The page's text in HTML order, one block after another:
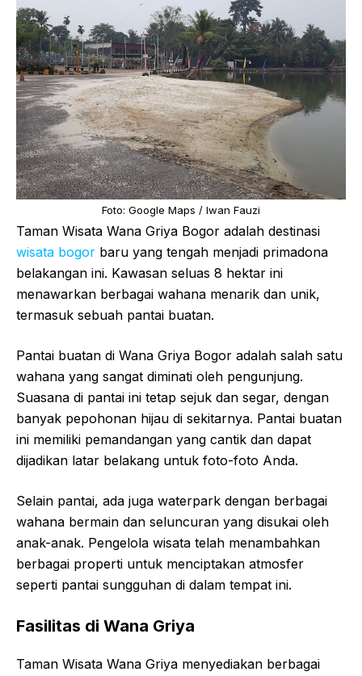
Foto: Google Maps / Iwan Fauzi
Taman Wisata Wana Griya Bogor adalah destinasi
wisata bogor baru yang tengah menjadi primadona
belakangan ini. Kawasan seluas 8 hektar ini
menawarkan berbagai wahana menarik dan unik,
termasuk sebuah pantai buatan.
Pantai buatan di Wana Griya Bogor adalah salah satu
wahana yang sangat diminati oleh pengunjung.
Suasana di pantai ini tetap sejuk dan segar, dengan
banyak pepohonan hijau di sekitarnya. Pantai buatan
ini memiliki pemandangan yang cantik dan dapat
dijadikan latar belakang untuk foto-foto Anda.
Selain pantai, ada juga waterpark dengan berbagai
wahana bermain dan seluncuran yang disukai oleh
anak-anak. Pengelola wisata telah menambahkan
berbagai properti untuk menciptakan atmosfer
seperti pantai sungguhan di dalam tempat ini.
Fasilitas di Wana Griya
Taman Wisata Wana Griya menyediakan berbagai